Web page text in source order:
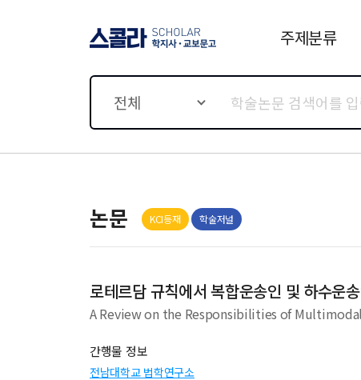
주제분류
전체
논문 KCI등재 학술저널
로테르담 규칙에서 복합운송인 및 하수운
A Review on the Responsibilities of
간행물 정보
전남대학교 법학연구소